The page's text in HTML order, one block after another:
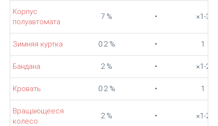
Корпус
полуавтомата
7 % • ×1-3
Зимняя куртка 0.2 % • 1
Бандана 2 % • ×1-2
Кровать 0.2 % • 1
Вращающееся
колесо
2 % • ×1-2